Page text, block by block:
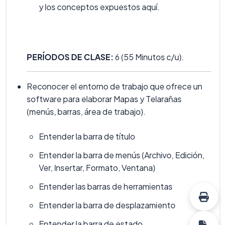
y los conceptos expuestos aquí.
PERÍODOS DE CLASE:6 (55 Minutos c/u).
Reconocer el entorno de trabajo que ofrece un
software para elaborar Mapas y Telarañas
(menús, barras, área de trabajo).
Entender la barra de título
Entender la barra de menús (Archivo, Edición,
Ver, Insertar, Formato, Ventana)
Entender las barras de herramientas
Entender la barra de desplazamiento